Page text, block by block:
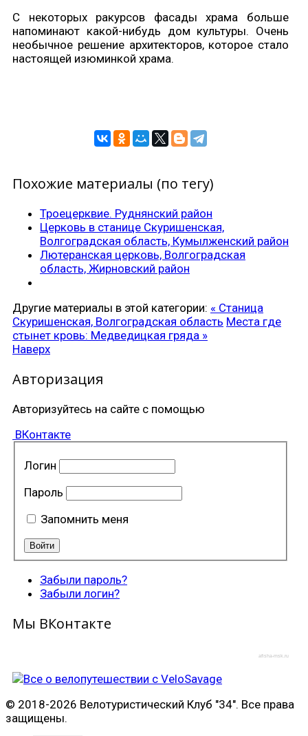
С некоторых ракурсов фасады храма больше
напоминают какой-нибудь дом культуры. Очень
необычное решение архитекторов, которое стало
настоящей изюминкой храма.
Похожие материалы (по тегу)
Троецерквие. Руднянский район
Церковь в станице Скуришенская,
Волгоградская область, Кумылженский район
Лютеранская церковь, Волгоградская
область, Жирновский район
Другие материалы в этой категории: « Станица
Скуришенская, Волгоградская область Места где
стынет кровь: Медведицкая гряда »
Наверх
Авторизация
Авторизуйтесь на сайте с помощью
ВКонтакте
Логин
Пароль
Запомнить меня
Забыли пароль?
Забыли логин?
Мы ВКонтакте
afisha-msk.ru
© 2018-2026 Велотуристический Клуб "34". Все права
защищены.